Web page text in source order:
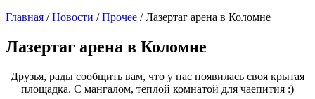
Главная /Новости /Прочее /Лазертаг арена в Коломне
Лазертаг арена в Коломне
Друзья, рады сообщить вам, что у нас появилась своя крытая
площадка. С мангалом, теплой комнатой для чаепития :)